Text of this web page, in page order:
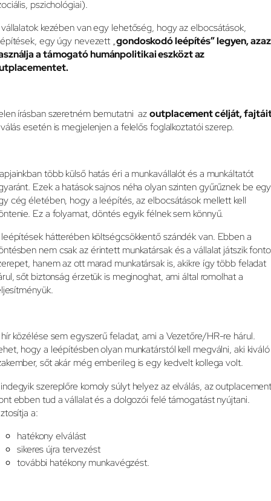
pszichológiai).
kezében van egy lehetőség, hogy az elbocsátások,
egy úgy nevezett „gondoskodó leépítés” legyen, azaz
a támogató humánpolitikai eszközt az
írásban szeretném bemutatni azoutplacement célját,
esetén is megjelenjen a felelős foglalkoztatói szerep.
több külső hatás éri a munkavállalót és a munkáltatót
Ezek a hatások sajnos néha olyan szinten gyűrűznek be
cég életében, hogy a leépítés, az elbocsátások mellett kell
Ez a folyamat, döntés egyik félnek sem könnyű.
hátterében költségcsökkentő szándék van. Ebben a
nem csak az érintett munkatársak és a vállalat játszik
hanem az ott marad munkatársak is, akikre így több feladat
sőt biztonság érzetük is meginoghat, ami által romolhat a
közélése sem egyszerű feladat, ami a Vezetőre/HR-re hárul.
hogy a leépítésben olyan munkatárstól kell megválni, aki kiváló
sőt akár még emberileg is egy kedvelt kollega volt.
szereplőre komoly súlyt helyez az elválás, az
ebben tud a vállalat és a dolgozói felé támogatást nyújtani.
a:
hatékony elválást
sikeres újra tervezést
további hatékony munkavégzést.